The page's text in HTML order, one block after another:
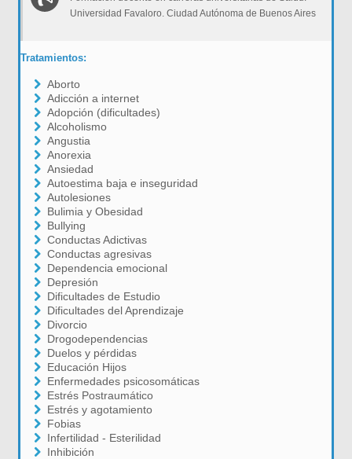
Universidad Favaloro. Ciudad Autónoma de Buenos Aires
Tratamientos:
Aborto
Adicción a internet
Adopción (dificultades)
Alcoholismo
Angustia
Anorexia
Ansiedad
Autoestima baja e inseguridad
Autolesiones
Bulimia y Obesidad
Bullying
Conductas Adictivas
Conductas agresivas
Dependencia emocional
Depresión
Dificultades de Estudio
Dificultades del Aprendizaje
Divorcio
Drogodependencias
Duelos y pérdidas
Educación Hijos
Enfermedades psicosomáticas
Estrés Postraumático
Estrés y agotamiento
Fobias
Infertilidad - Esterilidad
Inhibición